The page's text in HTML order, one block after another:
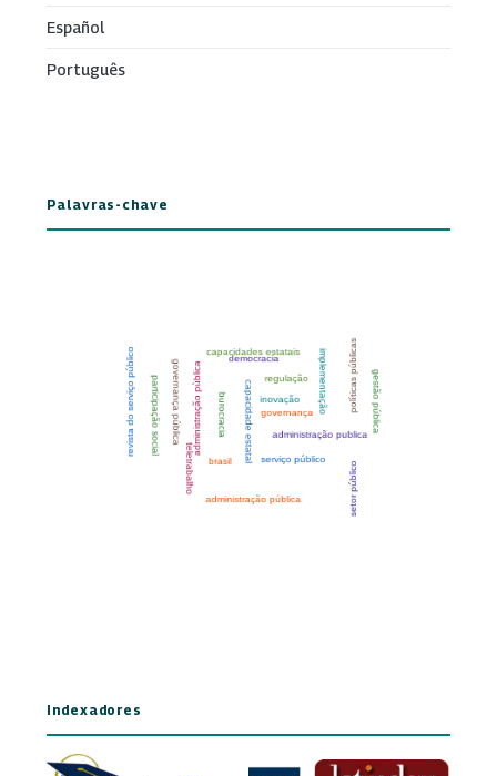
Español
Português
Palavras-chave
Indexadores